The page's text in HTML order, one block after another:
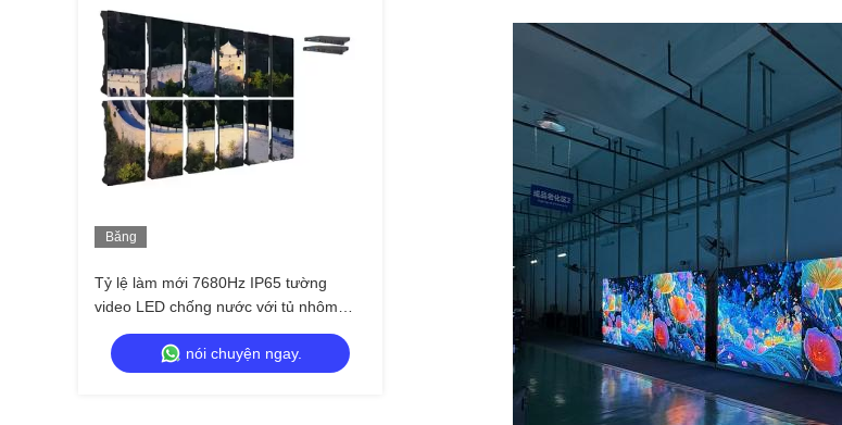
Băng
Tỷ lệ làm mới 7680Hz IP65 tường
video LED chống nước với tủ nhôm
đúc đúp cho các sự kiện chuyên
nghiệp
nói chuyện ngay.